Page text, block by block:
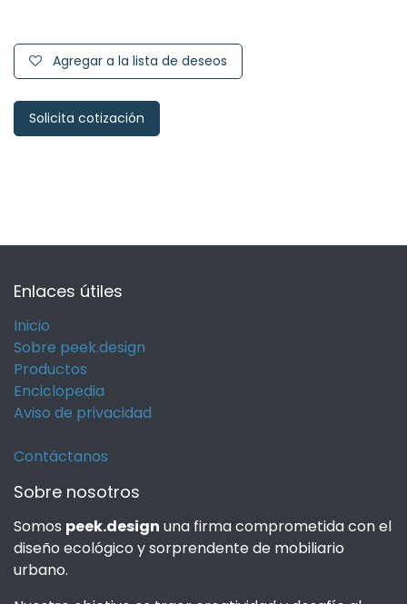
Agregar a la lista de deseos
Solicita cotización
Enlaces útiles
Inicio
Sobre peek.design
Productos
Enciclopedia
Aviso de privacidad
Contáctanos
Sobre nosotros
Somos peek.design una firma comprometida con el
diseño ecológico y sorprendente de mobiliario
urbano.